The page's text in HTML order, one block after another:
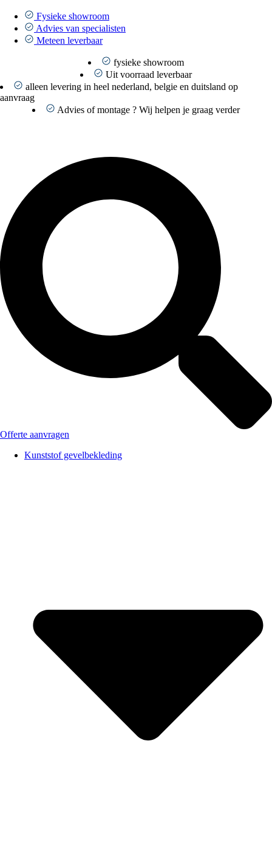
naar
inhoud
Fysieke showroom
Advies van specialisten
Meteen leverbaar
fysieke showroom
Uit voorraad leverbaar
alleen levering in heel nederland, belgie en duitsland op
aanvraag
Advies of montage ? Wij helpen je graag verder
Offerte aanvragen
Kunststof gevelbekleding